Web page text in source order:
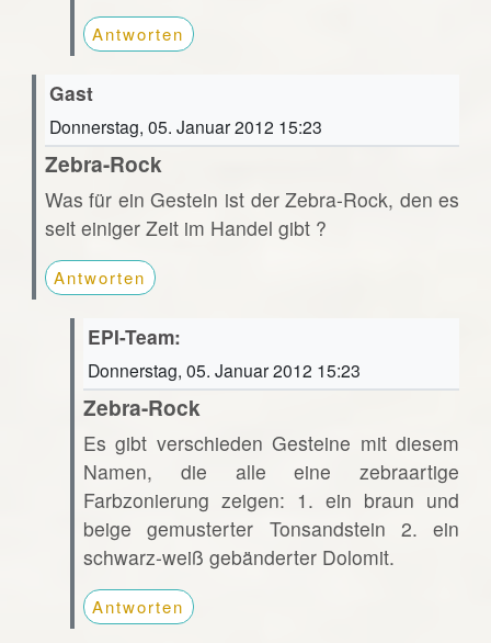
Antworten
Gast
Donnerstag, 05. Januar 2012 15:23
Zebra-Rock
Was für ein Gestein ist der Zebra-Rock, den es
seit einiger Zeit im Handel gibt ?
Antworten
EPI-Team:
Donnerstag, 05. Januar 2012 15:23
Zebra-Rock
Es gibt verschieden Gesteine mit diesem
Namen, die alle eine zebraartige
Farbzonierung zeigen: 1. ein braun und
beige gemusterter Tonsandstein 2. ein
schwarz-weiß gebänderter Dolomit.
Antworten